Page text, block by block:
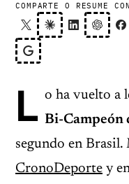
COMPARTE O RESUME
L o ha vuelto a
Bi-Campeón
segundo en
CronoDeporte y